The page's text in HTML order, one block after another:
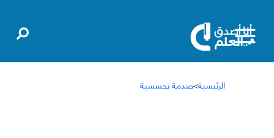
الرئيسية>صدمة تحسسية